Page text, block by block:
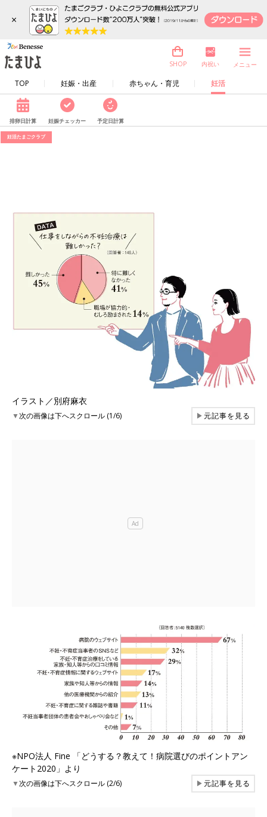
×
TOP 妊娠・出産 赤ちゃん・育児 妊活
SHOP 内祝い メニュー
排卵日計算 妊娠チェッカー 予定日計算
妊活たまごクラブ
イラスト／別府麻衣
▼次の画像は下へスクロール (1/6) ▶元記事を見る
※NPO法人 Fine 「どうする？教えて！病院選びのポイントアン
ケート2020」より
▼次の画像は下へスクロール (2/6) ▶元記事を見る